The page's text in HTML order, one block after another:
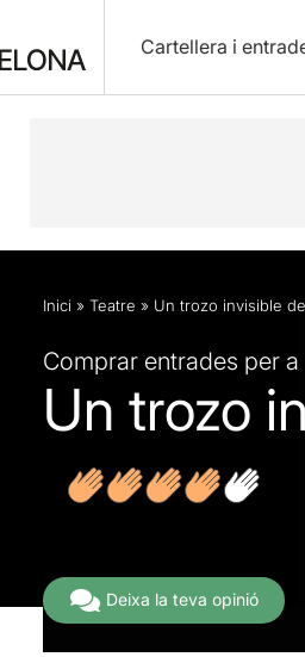
Cartellera i
Descripció Fitxa artística
Inici » Teatre » Un trozo invisible
Comprar entrades per a
Un trozo
Deixa la teva opinió